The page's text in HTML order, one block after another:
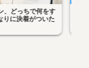
iPad で Gemini API を叩
Manus にスプレッドシ